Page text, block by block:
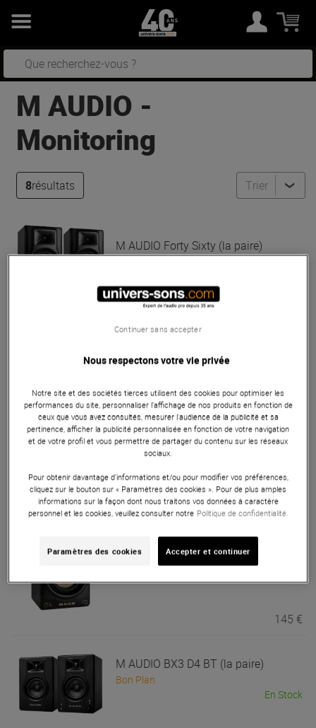
M AUDIO -
Monitoring
8résultats Trier
M AUDIO Forty Sixty (la paire)
M AUDIOBX3 D3 (la paire)
Bon Plan
Conseillé :109 €
M AUDIO Forty Sixty (à l'unité)
145 €
M AUDIO BX3 D4 BT (la paire)
Bon Plan
En Stock
Nous respectons votre vie privée
Notre site et des sociétés tierces utilisent des cookies pour optimiser les
performances du site, personnaliser l’affichage de nos produits en fonction de
ceux que vous avez consultés, mesurer l'audience de la publicité et sa
pertinence, afficher la publicité personnalisée en fonction de votre navigation
et de votre profil et vous permettre de partager du contenu sur les réseaux
sociaux.
Pour obtenir davantage d'informations et/ou pour modifier vos préférences,
cliquez sur le bouton sur « Paramètres des cookies ». Pour de plus amples
informations sur la façon dont nous traitons vos données à caractère
personnel et les cookies, veuillez consulter notre Politique de confidentialité.
Paramètres des cookies Accepter et continuer
Continuer sans accepter